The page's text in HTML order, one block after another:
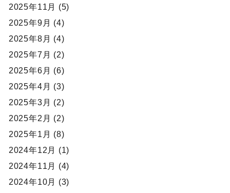
2025年11月 (5)
2025年9月 (4)
2025年8月 (4)
2025年7月 (2)
2025年6月 (6)
2025年4月 (3)
2025年3月 (2)
2025年2月 (2)
2025年1月 (8)
2024年12月 (1)
2024年11月 (4)
2024年10月 (3)